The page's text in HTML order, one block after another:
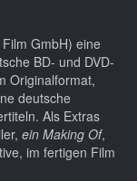
GmbH) eine
BD- und DVD-
Originalformat,
deutsche
Als Extras
ein Making Of,
im fertigen Film